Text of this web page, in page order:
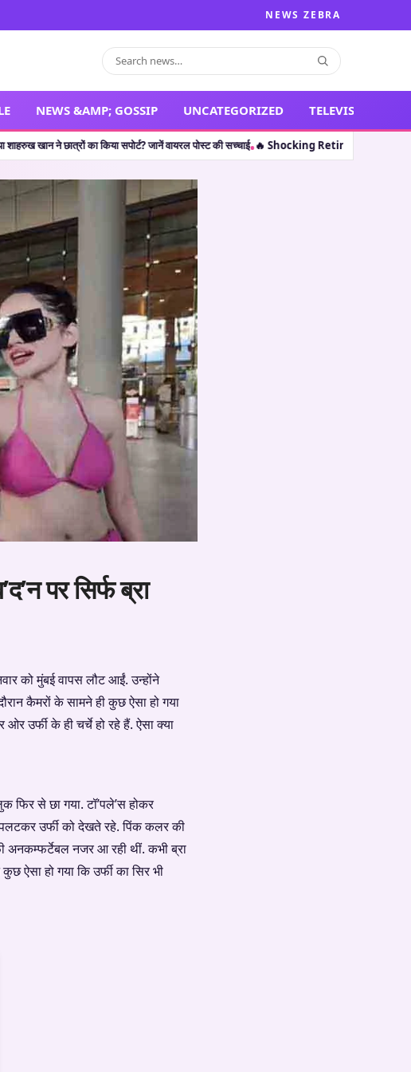
NEWS ZEBRA
NEWS &AMP; GOSSIP UNCATEGORIZED TELEVISION
सपोर्ट? जानें वायरल पोस्ट की सच्चाई•🔥 Shocking Retirement: थलपति विजय ही नहीं, इन 5
पर सिर्फ ब्रा
को मुंबई वापस लौट आईं. उन्होंने
कैमरों के सामने ही कुछ ऐसा हो गया
उर्फी के ही चर्चे हो रहे हैं. ऐसा क्या
फिर से छा गया. टॉ’पले’स होकर
पलटकर उर्फी को देखते रहे. पिंक कलर की
अनकम्फर्टेबल नजर आ रही थीं. कभी ब्रा
ऐसा हो गया कि उर्फी का सिर भी